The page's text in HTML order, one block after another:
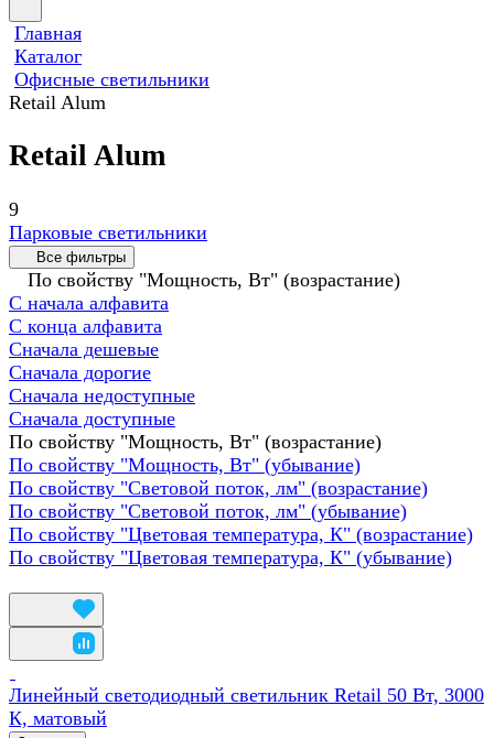
Главная
Каталог
Офисные светильники
Retail Alum
Retail Alum
9
Парковые светильники
Все фильтры
По свойству "Мощность, Вт" (возрастание)
С начала алфавита
С конца алфавита
Сначала дешевые
Сначала дорогие
Сначала недоступные
Сначала доступные
По свойству "Мощность, Вт" (возрастание)
По свойству "Мощность, Вт" (убывание)
По свойству "Световой поток, лм" (возрастание)
По свойству "Световой поток, лм" (убывание)
По свойству "Цветовая температура, К" (возрастание)
По свойству "Цветовая температура, К" (убывание)
Линейный светодиодный светильник Retail 50 Вт, 3000
К, матовый